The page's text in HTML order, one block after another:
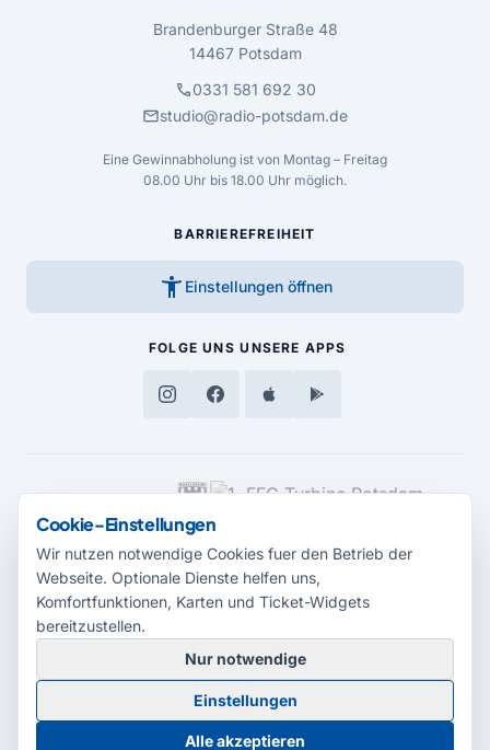
Brandenburger Straße 48
14467 Potsdam
call0331 581 692 30
mailstudio@radio-potsdam.de
Eine Gewinnabholung ist von Montag – Freitag
08.00 Uhr bis 18.00 Uhr möglich.
BARRIEREFREIHEIT
accessibility_new Einstellungen öffnen
FOLGE UNS UNSERE APPS
MEDIENPARTNER
© 2026 Radio Potsdam. Webseite entwickelt durch dieMedienagentur
Babelsberg
BarrierefreiheitserklärungAGBDatenschutzImpressum
Cookie-Einstellungen
Wir nutzen notwendige Cookies fuer den Betrieb der
Webseite. Optionale Dienste helfen uns,
Komfortfunktionen, Karten und Ticket-Widgets
bereitzustellen.
Nur notwendige
Einstellungen
Alle akzeptieren